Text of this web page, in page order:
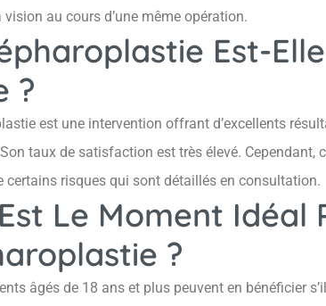
au cours d’une même opération.
Est-
?
est une intervention offrant d’excellents
taux de satisfaction est très élevé. Cependant,
certains risques qui sont détaillés en consultation.
Le Moment Idéal
?
âgés de 18 ans et plus peuvent en bénéficier